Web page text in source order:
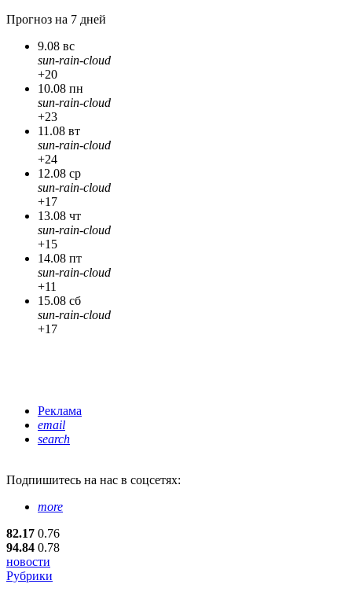
Прогноз на 7 дней
9.08 вс
sun-rain-cloud
+20
10.08 пн
sun-rain-cloud
+23
11.08 вт
sun-rain-cloud
+24
12.08 ср
sun-rain-cloud
+17
13.08 чт
sun-rain-cloud
+15
14.08 пт
sun-rain-cloud
+11
15.08 сб
sun-rain-cloud
+17
Реклама
email
search
Подпишитесь на нас в соцсетях:
more
82.17 0.76
94.84 0.78
новости
Рубрики